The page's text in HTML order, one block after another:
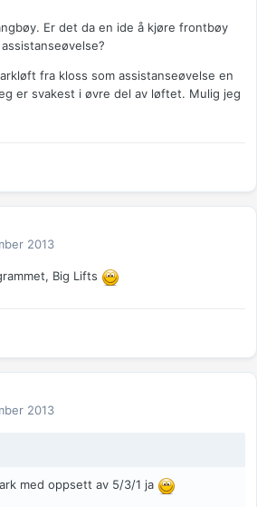
Er det da en ide å kjøre frontbøy
fra kloss som assistanseøvelse en
er svakest i øvre del av løftet. Mulig jeg
2013
Big Lifts
2013
med oppsett av 5/3/1 ja